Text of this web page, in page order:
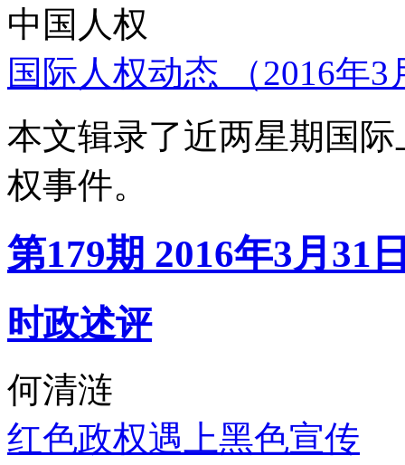
中国人权
国际人权动态 （2016年
本文辑录了近两星期国
权事件。
第179期 2016年3月31
时政述评
何清涟
红色政权遇上黑色宣传